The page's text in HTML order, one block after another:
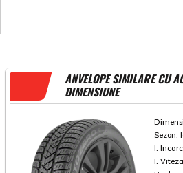
ANVELOPE SIMILARE CU
DIMENSIUNE
Sezon:
I.
I.